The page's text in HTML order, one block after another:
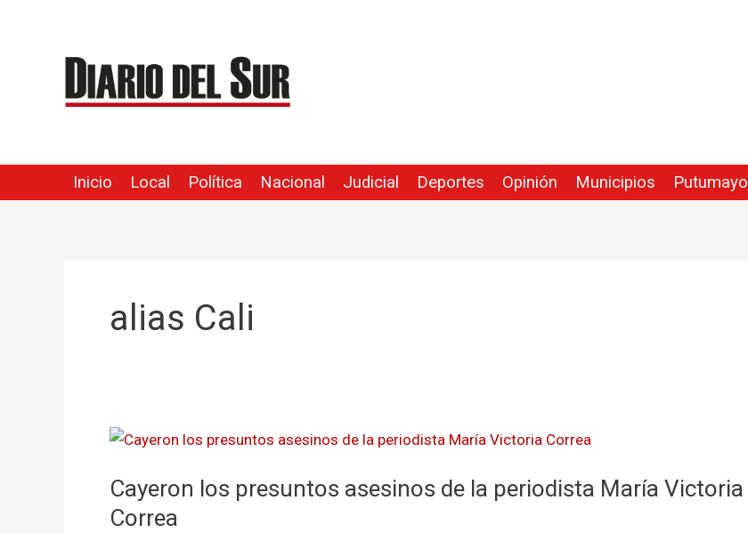
contenido
Inicio Local Política Nacional Judicial Deportes Opinión Municipios Putumayo
alias Cali
Cayeron los presuntos asesinos de la periodista María Victoria
Correa
Cayeron
presuntos
asesinos